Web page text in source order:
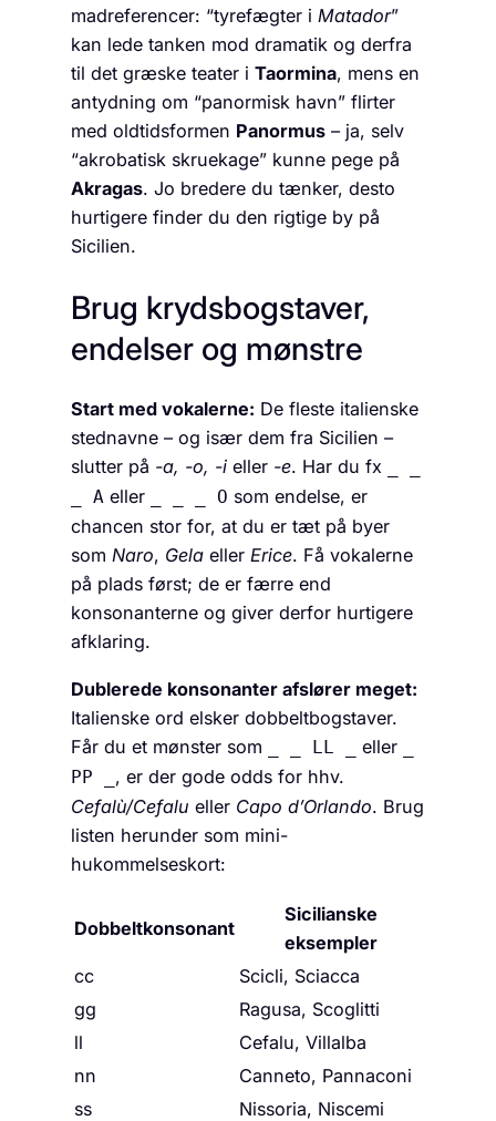
madreferencer: “tyrefægter i Matador”
kan lede tanken mod dramatik og derfra
til det græske teater i Taormina, mens en
antydning om “panormisk havn” flirter
med oldtidsformen Panormus – ja, selv
“akrobatisk skruekage” kunne pege på
Akragas. Jo bredere du tænker, desto
hurtigere finder du den rigtige by på
Sicilien.
Brug krydsbogstaver,
endelser og mønstre
Start med vokalerne: De fleste italienske
stednavne – og især dem fra Sicilien –
slutter på -a, -o, -i eller -e. Har du fx
_ A eller _ _ _ O som endelse, er
chancen stor for, at du er tæt på byer
som Naro, Gela eller Erice. Få vokalerne
på plads først; de er færre end
konsonanterne og giver derfor hurtigere
afklaring.
Dublerede konsonanter afslører meget:
Italienske ord elsker dobbeltbogstaver.
Får du et mønster som
_ _ LL _ eller
PP _ , er der gode odds for hhv.
Cefalù/Cefalu eller Capo d’Orlando. Brug
listen herunder som mini-
hukommelseskort:
Dobbeltkonsonant
Sicilianske
eksempler
cc
Scicli, Sciacca
gg
Ragusa, Scoglitti
ll
Cefalu, Villalba
nn
Canneto, Pannaconi
ss
Nissoria, Niscemi